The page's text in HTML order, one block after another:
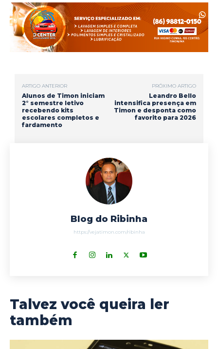
e
b
o
k
t
s
A
p
e
g
r
t
t
e
i
l
r
e
ARTIGO ANTERIOR
Alunos de Timon iniciam
2° semestre letivo
recebendo kits
escolares completos e
fardamento
PRÓXIMO ARTIGO
Leandro Bello
intensifica presença em
Timon e desponta como
favorito para 2026
Blog do Ribinha
https://vejatimon.com/ribinha
Talvez você queira ler
também